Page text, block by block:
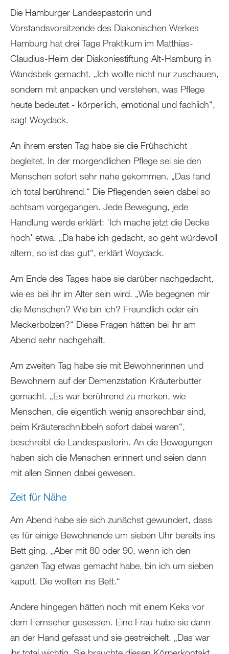
Die Hamburger Landespastorin und
Vorstandsvorsitzende des Diakonischen Werkes
Hamburg hat drei Tage Praktikum im Matthias-
Claudius-Heim der Diakoniestiftung Alt-Hamburg in
Wandsbek gemacht. „Ich wollte nicht nur zuschauen,
sondern mit anpacken und verstehen, was Pflege
heute bedeutet - körperlich, emotional und fachlich“,
sagt Woydack.
An ihrem ersten Tag habe sie die Frühschicht
begleitet. In der morgendlichen Pflege sei sie den
Menschen sofort sehr nahe gekommen. „Das fand
ich total berührend.“ Die Pflegenden seien dabei so
achtsam vorgegangen. Jede Bewegung, jede
Handlung werde erklärt: 'Ich mache jetzt die Decke
hoch' etwa. „Da habe ich gedacht, so geht würdevoll
altern, so ist das gut“, erklärt Woydack.
Am Ende des Tages habe sie darüber nachgedacht,
wie es bei ihr im Alter sein wird. „Wie begegnen mir
die Menschen? Wie bin ich? Freundlich oder ein
Meckerbolzen?“ Diese Fragen hätten bei ihr am
Abend sehr nachgehallt.
Am zweiten Tag habe sie mit Bewohnerinnen und
Bewohnern auf der Demenzstation Kräuterbutter
gemacht. „Es war berührend zu merken, wie
Menschen, die eigentlich wenig ansprechbar sind,
beim Kräuterschnibbeln sofort dabei waren“,
beschreibt die Landespastorin. An die Bewegungen
haben sich die Menschen erinnert und seien dann
mit allen Sinnen dabei gewesen.
Zeit für Nähe
Am Abend habe sie sich zunächst gewundert, dass
es für einige Bewohnende um sieben Uhr bereits ins
Bett ging. „Aber mit 80 oder 90, wenn ich den
ganzen Tag etwas gemacht habe, bin ich um sieben
kaputt. Die wollten ins Bett.“
Andere hingegen hätten noch mit einem Keks vor
dem Fernseher gesessen. Eine Frau habe sie dann
an der Hand gefasst und sie gestreichelt. „Das war